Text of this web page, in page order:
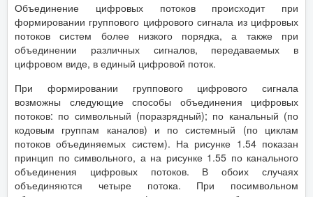
Объединение цифровых потоков происходит при
формировании группового цифрового сигнала из цифровых
потоков систем более низкого порядка, а также при
объединении различных сигналов, передаваемых в
цифровом виде, в единый цифровой поток.
При формировании группового цифрового сигнала
возможны следующие способы объединения цифровых
потоков: по символьный (поразрядный); по канальный (по
кодовым группам каналов) и по системный (по циклам
потоков объединяемых систем). На рисунке 1.54 показан
принцип по символьного, а на рисунке 1.55 по канального
объединения цифровых потоков. В обоих случаях
объединяются четыре потока. При посимвольном